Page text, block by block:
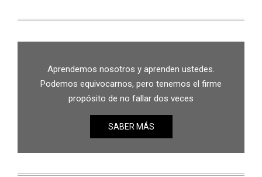
Aprendemos nosotros y aprenden ustedes.
Podemos equivocarnos, pero tenemos el firme
propósito de no fallar dos veces
SABER MÁS